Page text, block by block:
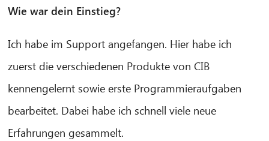
Wie war dein Einstieg?
Ich habe im Support angefangen. Hier habe ich
zuerst die verschiedenen Produkte von CIB
kennengelernt sowie erste Programmieraufgaben
bearbeitet. Dabei habe ich schnell viele neue
Erfahrungen gesammelt.